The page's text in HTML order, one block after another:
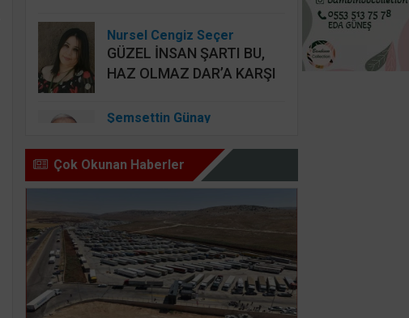
Nursel Cengiz Seçer
GÜZEL İNSAN ŞARTI BU,
HAZ OLMAZ DAR’A KARŞI
Şemsettin Günay
YAPILAN ANLAŞMALARI
Osman Onbaşıgil
ALLAH SEVGİSİ OLAN
YERDE İYİLİK ve FAZİLET
OLUR
Çok Okunan Haberler